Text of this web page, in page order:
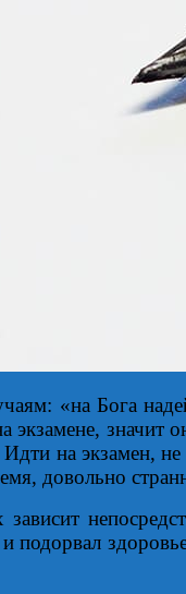
«на Бога
на экзамен, не
довольно